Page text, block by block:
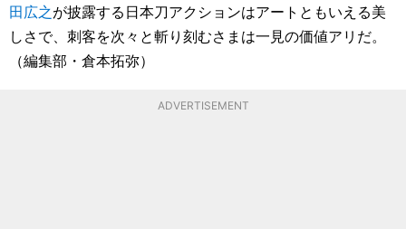
田広之が披露する日本刀アクションはアートともいえる美
しさで、刺客を次々と斬り刻むさまは一見の価値アリだ。
（編集部・倉本拓弥）
ADVERTISEMENT